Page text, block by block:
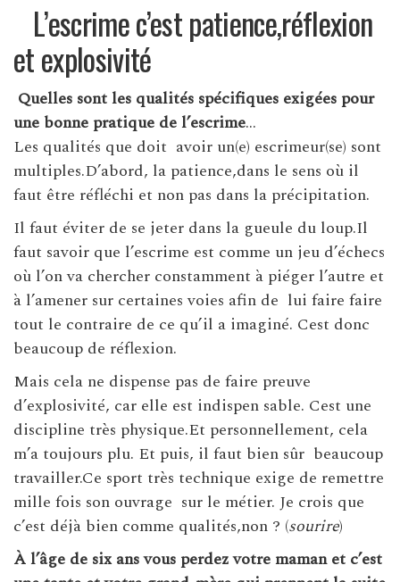
L’escrime c’est patience,réflexion
et explosivité
Quelles sont les qualités spécifiques exigées pour
une bonne pratique de l’escrime…
Les qualités que doit avoir un(e) escrimeur(se) sont
multiples.D’abord, la patience,dans le sens où il
faut être réfléchi et non pas dans la précipitation.
Il faut éviter de se jeter dans la gueule du loup.Il
faut savoir que l’escrime est comme un jeu d’échecs
où l’on va chercher constamment à piéger l’autre et
à l’amener sur certaines voies afin de lui faire faire
tout le contraire de ce qu’il a imaginé. Cest donc
beaucoup de réflexion.
Mais cela ne dispense pas de faire preuve
d’explosivité, car elle est indispen sable. Cest une
discipline très physique.Et personnellement, cela
m’a toujours plu. Et puis, il faut bien sûr beaucoup
travailler.Ce sport très technique exige de remettre
mille fois son ouvrage sur le métier. Je crois que
c’est déjà bien comme qualités,non ? (sourire)
À l’âge de six ans vous perdez votre maman et c’est